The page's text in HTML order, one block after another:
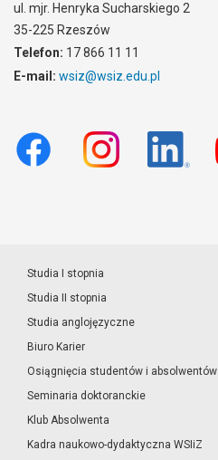
ul. mjr. Henryka Sucharskiego 2
35-225 Rzeszów
Telefon: 17 866 11 11
E-mail: wsiz@wsiz.edu.pl
Studia I stopnia
Studia II stopnia
Studia anglojęzyczne
Biuro Karier
Osiągnięcia studentów i absolwentów
Seminaria doktoranckie
Klub Absolwenta
Kadra naukowo-dydaktyczna WSIiZ